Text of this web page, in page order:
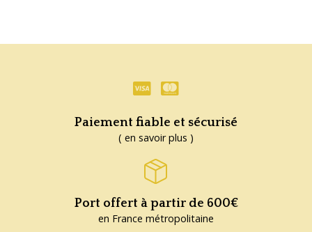
Paiement fiable et sécurisé
( en savoir plus )
Port offert à partir de 600€
en France métropolitaine